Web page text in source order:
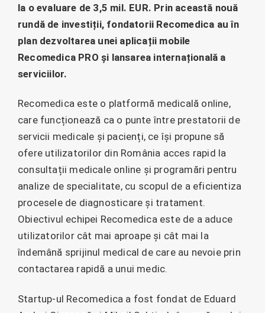
la o evaluare de 3,5 mil. EUR. Prin această nouă
rundă de investiții, fondatorii Recomedica au în
plan dezvoltarea unei aplicații mobile
Recomedica PRO și lansarea internațională a
serviciilor.
Recomedica este o platformă medicală online,
care funcționează ca o punte între prestatorii de
servicii medicale și pacienți, ce își propune să
ofere utilizatorilor din România acces rapid la
consultații medicale online și programări pentru
analize de specialitate, cu scopul de a eficientiza
procesele de diagnosticare și tratament.
Obiectivul echipei Recomedica este de a aduce
utilizatorilor cât mai aproape și cât mai la
îndemână sprijinul medical de care au nevoie prin
contactarea rapidă a unui medic.
Startup-ul Recomedica a fost fondat de Eduard